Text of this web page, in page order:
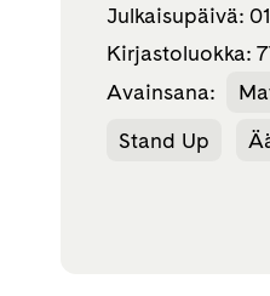
Julkaisupäivä:
Kirjastoluokka:
Avainsana:
Stand Up